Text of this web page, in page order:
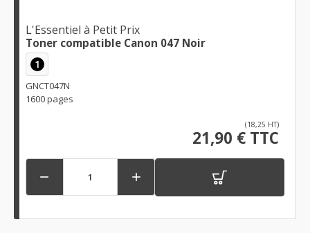
L'Essentiel à Petit Prix
Toner compatible Canon 047 Noir
1
GNCT047N
1600 pages
(18,25 HT)
21,90 € TTC
 